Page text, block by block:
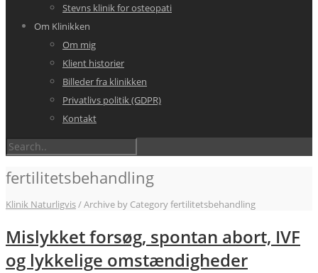
Stevns klinik for osteopati
Om Klinikken
Om mig
Klient historier
Billeder fra klinikken
Privatlivs politik (GDPR)
Kontakt
fertilitetsbehandling
Klinik Naturligvis/Archive by Category fertilitetsbehandling
Mislykket forsøg, spontan abort, IVF
og lykkelige omstændigheder